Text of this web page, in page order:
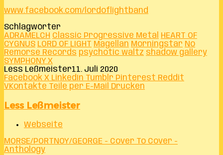
www.facebook.com/lordoflightband
Schlagwörter
ADRAMELCH Classic Progressive Metal
HEART OF
CYGNUS LORD OF LIGHT Magellan Morningstar No
Remorse Records psychotic waltz shadow gallery
SYMPHONY X
Less Leßmeister11. Juli 2020
Facebook X LinkedIn Tumblr Pinterest Reddit
VKontakte Teile per E-Mail Drucken
Less Leßmeister
Webseite
MORSE/PORTNOY/GEORGE - Cover To Cover -
Anthology